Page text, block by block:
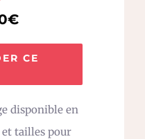
CE
disponible en
tailles pour